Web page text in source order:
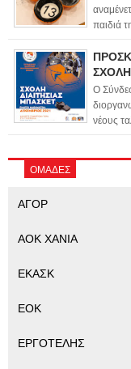
παιδιά
ΣΧΟΛΗ
Ο
νέους
ΟΜΑΔΕΣ
ΑΓΟΡ
ΑΟΚ ΧΑΝΙΑ
ΕΚΑΣΚ
ΕΟΚ
ΕΡΓΟΤΕΛΗΣ